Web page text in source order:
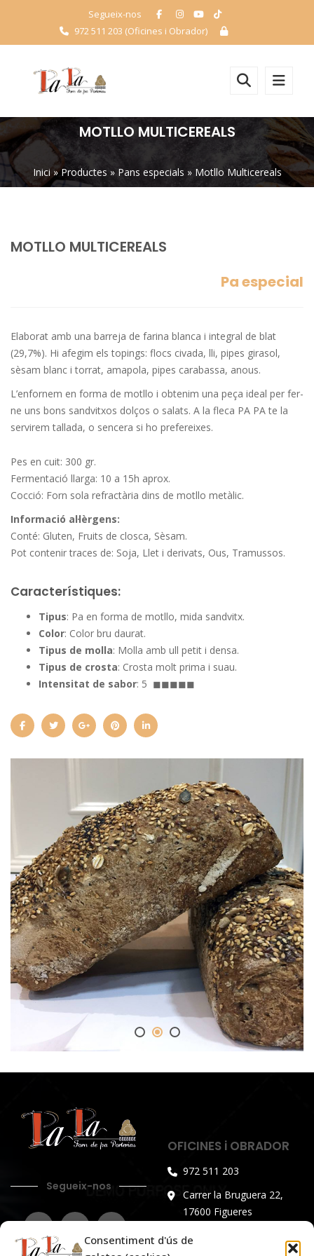
Consentiment d'ús de
Segueix-nos
972 511 203 (Oficines i Obrador)
MOTLLO MULTICEREALS
Inici »Productes » Pans especials » Motllo Multicereals
MOTLLO MULTICEREALS
Pa especial
Elaborat amb una barreja de farina blanca i integral de blat
(29,7%). Hi afegim els topings: flocs civada, lli, pipes girasol,
sèsam blanc i torrat, amapola, pipes carabassa, anous.
L’enfornem en forma de motllo i obtenim una peça ideal per fer-
ne uns bons sandvitxos dolços o salats. A la fleca PA PA te la
servirem tallada, o sencera si ho prefereixes.
Pes en cuit: 300 gr.
Fermentació llarga: 10 a 15h aprox.
Cocció: Forn sola refractària dins de motllo metàlic.
Informació al·lèrgens:
Conté: Gluten, Fruits de closca, Sèsam.
Pot contenir traces de: Soja, Llet i derivats, Ous, Tramussos.
Característiques:
Tipus: Pa en forma de motllo, mida sandvitx.
Color: Color bru daurat.
Tipus de molla: Molla amb ull petit i densa.
Tipus de crosta: Crosta molt prima i suau.
Intensitat de sabor: 5 ◼◼◼◼◼
Segueix-nos
OFICINES i OBRADOR
972 511 203
Carrer la Bruguera 22,
17600 Figueres
Horari d’atenció al públic:
De dilluns a divendres de